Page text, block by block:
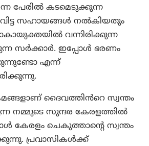
പേരിൽ കടമെടുക്കുന്ന
സഹായങ്ങൾ നൽകിയതും
വന്നിരിക്കുന്ന
സർക്കാർ. ഇപ്പോൾ ഭരണം
എന്ന്
ദൈവത്തിൻറെ സ്വന്തം
നമ്മുടെ സുന്ദര കേരളത്തിൽ
കേരളം ചെകുത്താന്റെ സ്വന്തം
പ്രവാസികൾക്ക്